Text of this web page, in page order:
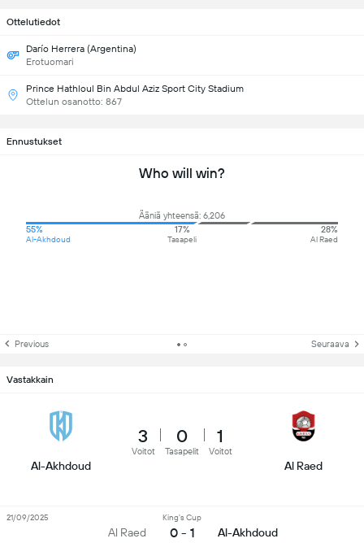
Ottelutiedot
Darío Herrera (Argentina)
Erotuomari
Prince Hathloul Bin Abdul Aziz Sport City Stadium
Ottelun osanotto: 867
Ennustukset
Who will win?
Ääniä yhteensä: 6,206
55%
Al-Akhdoud
17%
Tasapeli
28%
Al Raed
Previous Seuraava
Vastakkain
Al-Akhdoud
3
Voitot
0
Tasapelit
1
Voitot
Al Raed
Al Raed
King's Cup
0 - 1 Al-Akhdoud
21/09/2025